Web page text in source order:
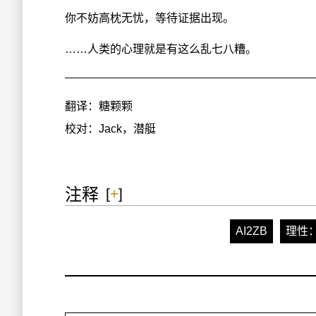
你不妨高枕无忧，等待证据出现。
……人类的心理就是有这么乱七八糟。
翻译：糖颗颗
校对：Jack，潜艇
注释 [+]
AI2ZB 理性